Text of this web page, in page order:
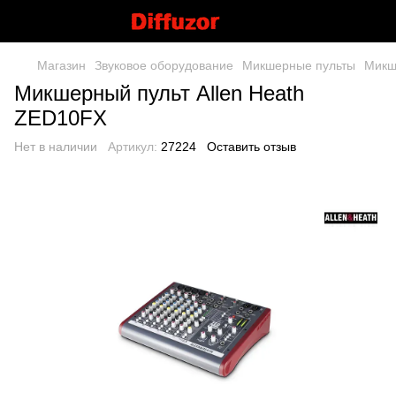
Магазин Звуковое оборудование Микшерные пульты
Микшерный пульт Allen Heath
ZED10FX
Нет в наличии Артикул: 27224 Оставить отзыв